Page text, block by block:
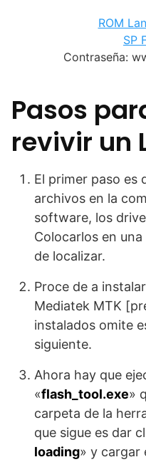
ROM
SP
Contraseña:
Pasos
revivir un
El primer paso es
archivos en la
software, los
Colocarlos en
de localizar.
Proce de a
Mediatek MTK
instalados omite
siguiente.
Ahora hay que
«flash_tool.exe»
carpeta de la
que sigue es dar
loading» y cargar